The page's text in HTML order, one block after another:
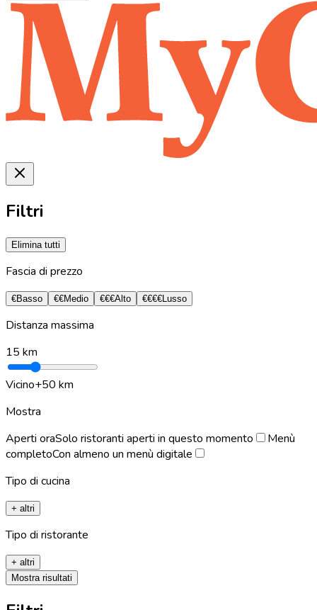
Filtri
Elimina tutti
Fascia di prezzo
€Basso €€Medio €€€Alto €€€€ Lusso
Distanza massima
15 km
Vicino+50 km
Mostra
Aperti oraSolo ristoranti aperti in questo momento
Menù
completoCon almeno un menù digitale
Tipo di cucina
+ altri
Tipo di ristorante
+ altri
Mostra risultati